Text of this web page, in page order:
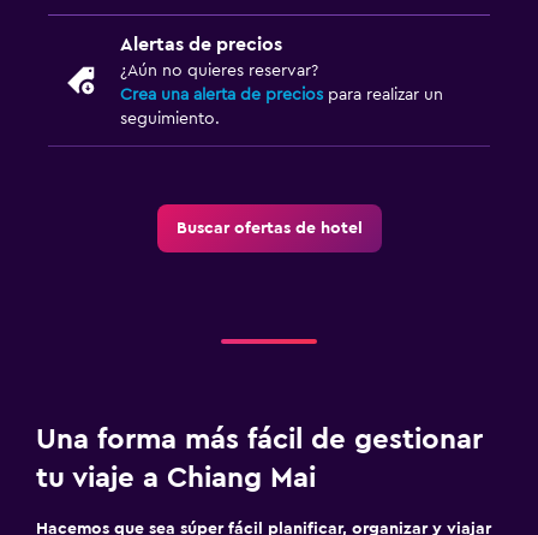
Alertas de precios
¿Aún no quieres reservar?
Crea una alerta de precios para realizar un
seguimiento.
Buscar ofertas de hotel
Una forma más fácil de gestionar
tu viaje a Chiang Mai
Hacemos que sea súper fácil planificar, organizar y viajar